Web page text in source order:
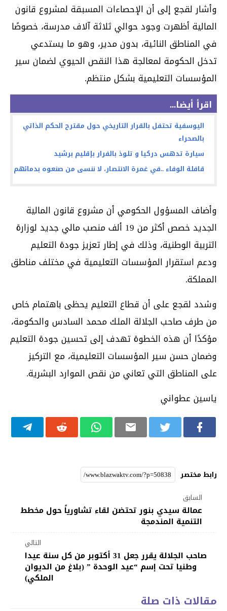
وأشار لقجع إلى أن الإحصاءات المسبقة لمشروع قانون
المالية أظهرت وجود حوالي ثلاثة آلاف مدرسة، خصوصًا
في المناطق النائية، بدون مدير، وهو ما يستدعي
تدخل الحكومة لمعالجة هذا النقص الحيوي لضمان سير
المؤسسات التعليمية بشكل منتظم.
اقرأ أيضا...
اليوسفية تحتفل بالقرار التاريخي حول مقترح الحكم الذاتي
بالصحراء
سيارة تدهس دركيا و تلوذ بالفرار بإقليم برشيد
قافلة الوفاء ..في غمرة الانتصار، لا ننسى من صنعوه بدمائهم
وأضاف المسؤول الحكومي أن مشروع قانون المالية
الجديد خصص أكثر من 19 ألف منصب مالي جديد لوزارة
التربية الوطنية، وذلك في إطار تعزيز جودة التعليم
ودعم استقرار المؤسسات التعليمية في مختلف مناطق
المملكة.
وشدد لقجع على أن قطاع التعليم يحظى باهتمام خاص
من طرف صاحب الجلالة الملك محمد السادس والحكومة،
مؤكدًا أن هذه الخطوة تهدف إلى تحسين جودة التعليم
وضمان حسن سير المؤسسات التعليمية، مع التركيز
على المناطق التي تعاني من نقص الموارد البشرية.
ياسين عطواني
رابط مختصر
السابق
عمالة سيدي بنور تحتضن لقاء تشاورياً حول مخطط
التنمية المندمجة
التالي
صاحب الجلالة يقرر جعل 31 أكتوبر من كل سنة عيدا
وطنيا تحت إسم “عيد الوحدة ” (بلاغ من الديوان
الملكي)
مقالات ذات صلة